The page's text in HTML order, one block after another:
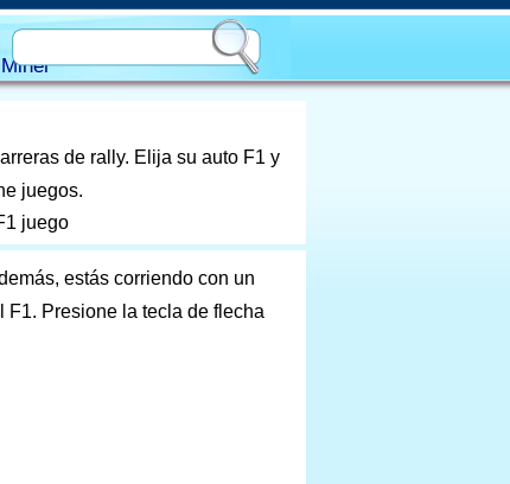
de rally. Elija su auto F1 y
juegos.
juego
estás corriendo con un
F1. Presione la tecla de flecha